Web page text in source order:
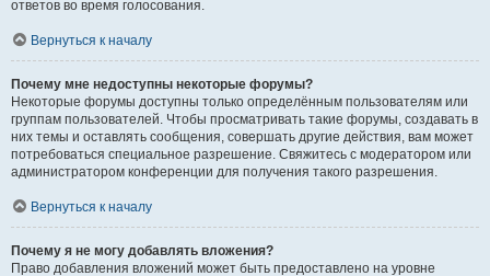
ответов во время голосования.
Вернуться к началу
Почему мне недоступны некоторые форумы?
Некоторые форумы доступны только определённым пользователям или
группам пользователей. Чтобы просматривать такие форумы, создавать в
них темы и оставлять сообщения, совершать другие действия, вам может
потребоваться специальное разрешение. Свяжитесь с модератором или
администратором конференции для получения такого разрешения.
Вернуться к началу
Почему я не могу добавлять вложения?
Право добавления вложений может быть предоставлено на уровне